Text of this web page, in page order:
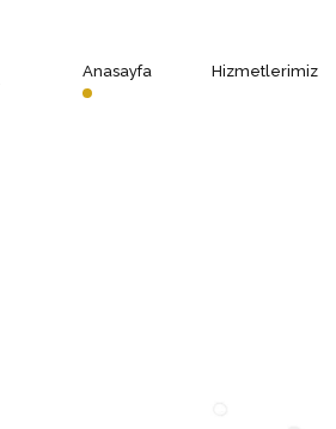
Anasayfa Hizmetlerimiz